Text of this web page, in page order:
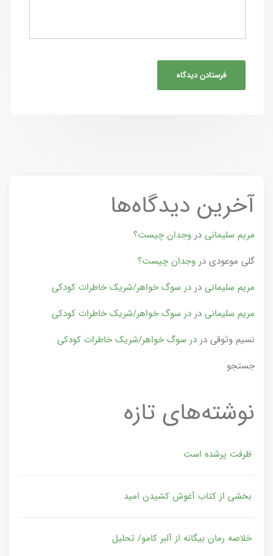
آخرین دیدگاه‌ها
مریم سلیمانی در وجدان چیست؟
گلی موعودی در وجدان چیست؟
مریم سلیمانی در در سوگ خواهر/شریک خاطرات کودکی
مریم سلیمانی در در سوگ خواهر/شریک خاطرات کودکی
نسیم وثوقی در در سوگ خواهر/شریک خاطرات کودکی
جستجو
نوشته‌های تازه
ظرفت پرشده‌ است
بخشی از کتاب آغوش کشیدن امید
خلاصه رمان بیگانه از آلبر کامو/ تحلیل